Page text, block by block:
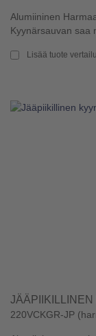
Alumiininen
Kyynärsauvan saa
Lisää tuote
220VCKGR-JP